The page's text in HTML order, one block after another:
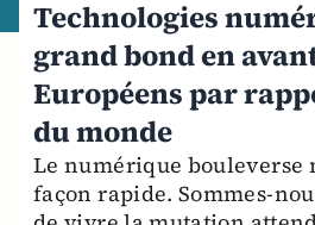
Technologies
grand bond en
Européens par
du monde
Le numérique bouleverse
façon rapide. Sommes-